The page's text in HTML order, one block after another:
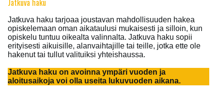
Jatkuva haku
Jatkuva haku tarjoaa joustavan mahdollisuuden hakea
opiskelemaan oman aikataulusi mukaisesti ja silloin, kun
opiskelu tuntuu oikealta valinnalta. Jatkuva haku sopii
erityisesti aikuisille, alanvaihtajille tai teille, jotka ette ole
hakenut tai tullut valituiksi yhteishaussa.
Jatkuva haku on avoinna ympäri vuoden ja
aloitusaikoja voi olla useita lukuvuoden aikana.